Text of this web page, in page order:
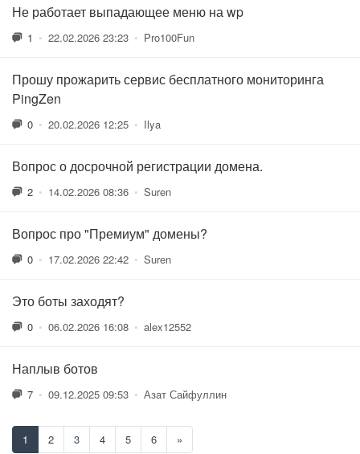
Не работает выпадающее меню на wp
1 • 22.02.2026 23:23 • Pro100Fun
Прошу прожарить сервис бесплатного мониторинга
PingZen
0 • 20.02.2026 12:25 • Ilya
Вопрос о досрочной регистрации домена.
2 • 14.02.2026 08:36 • Suren
Вопрос про "Премиум" домены?
0 • 17.02.2026 22:42 • Suren
Это боты заходят?
0 • 06.02.2026 16:08 • alex12552
Наплыв ботов
7 • 09.12.2025 09:53 • Азат Сайфуллин
1 2 3 4 5 6 »